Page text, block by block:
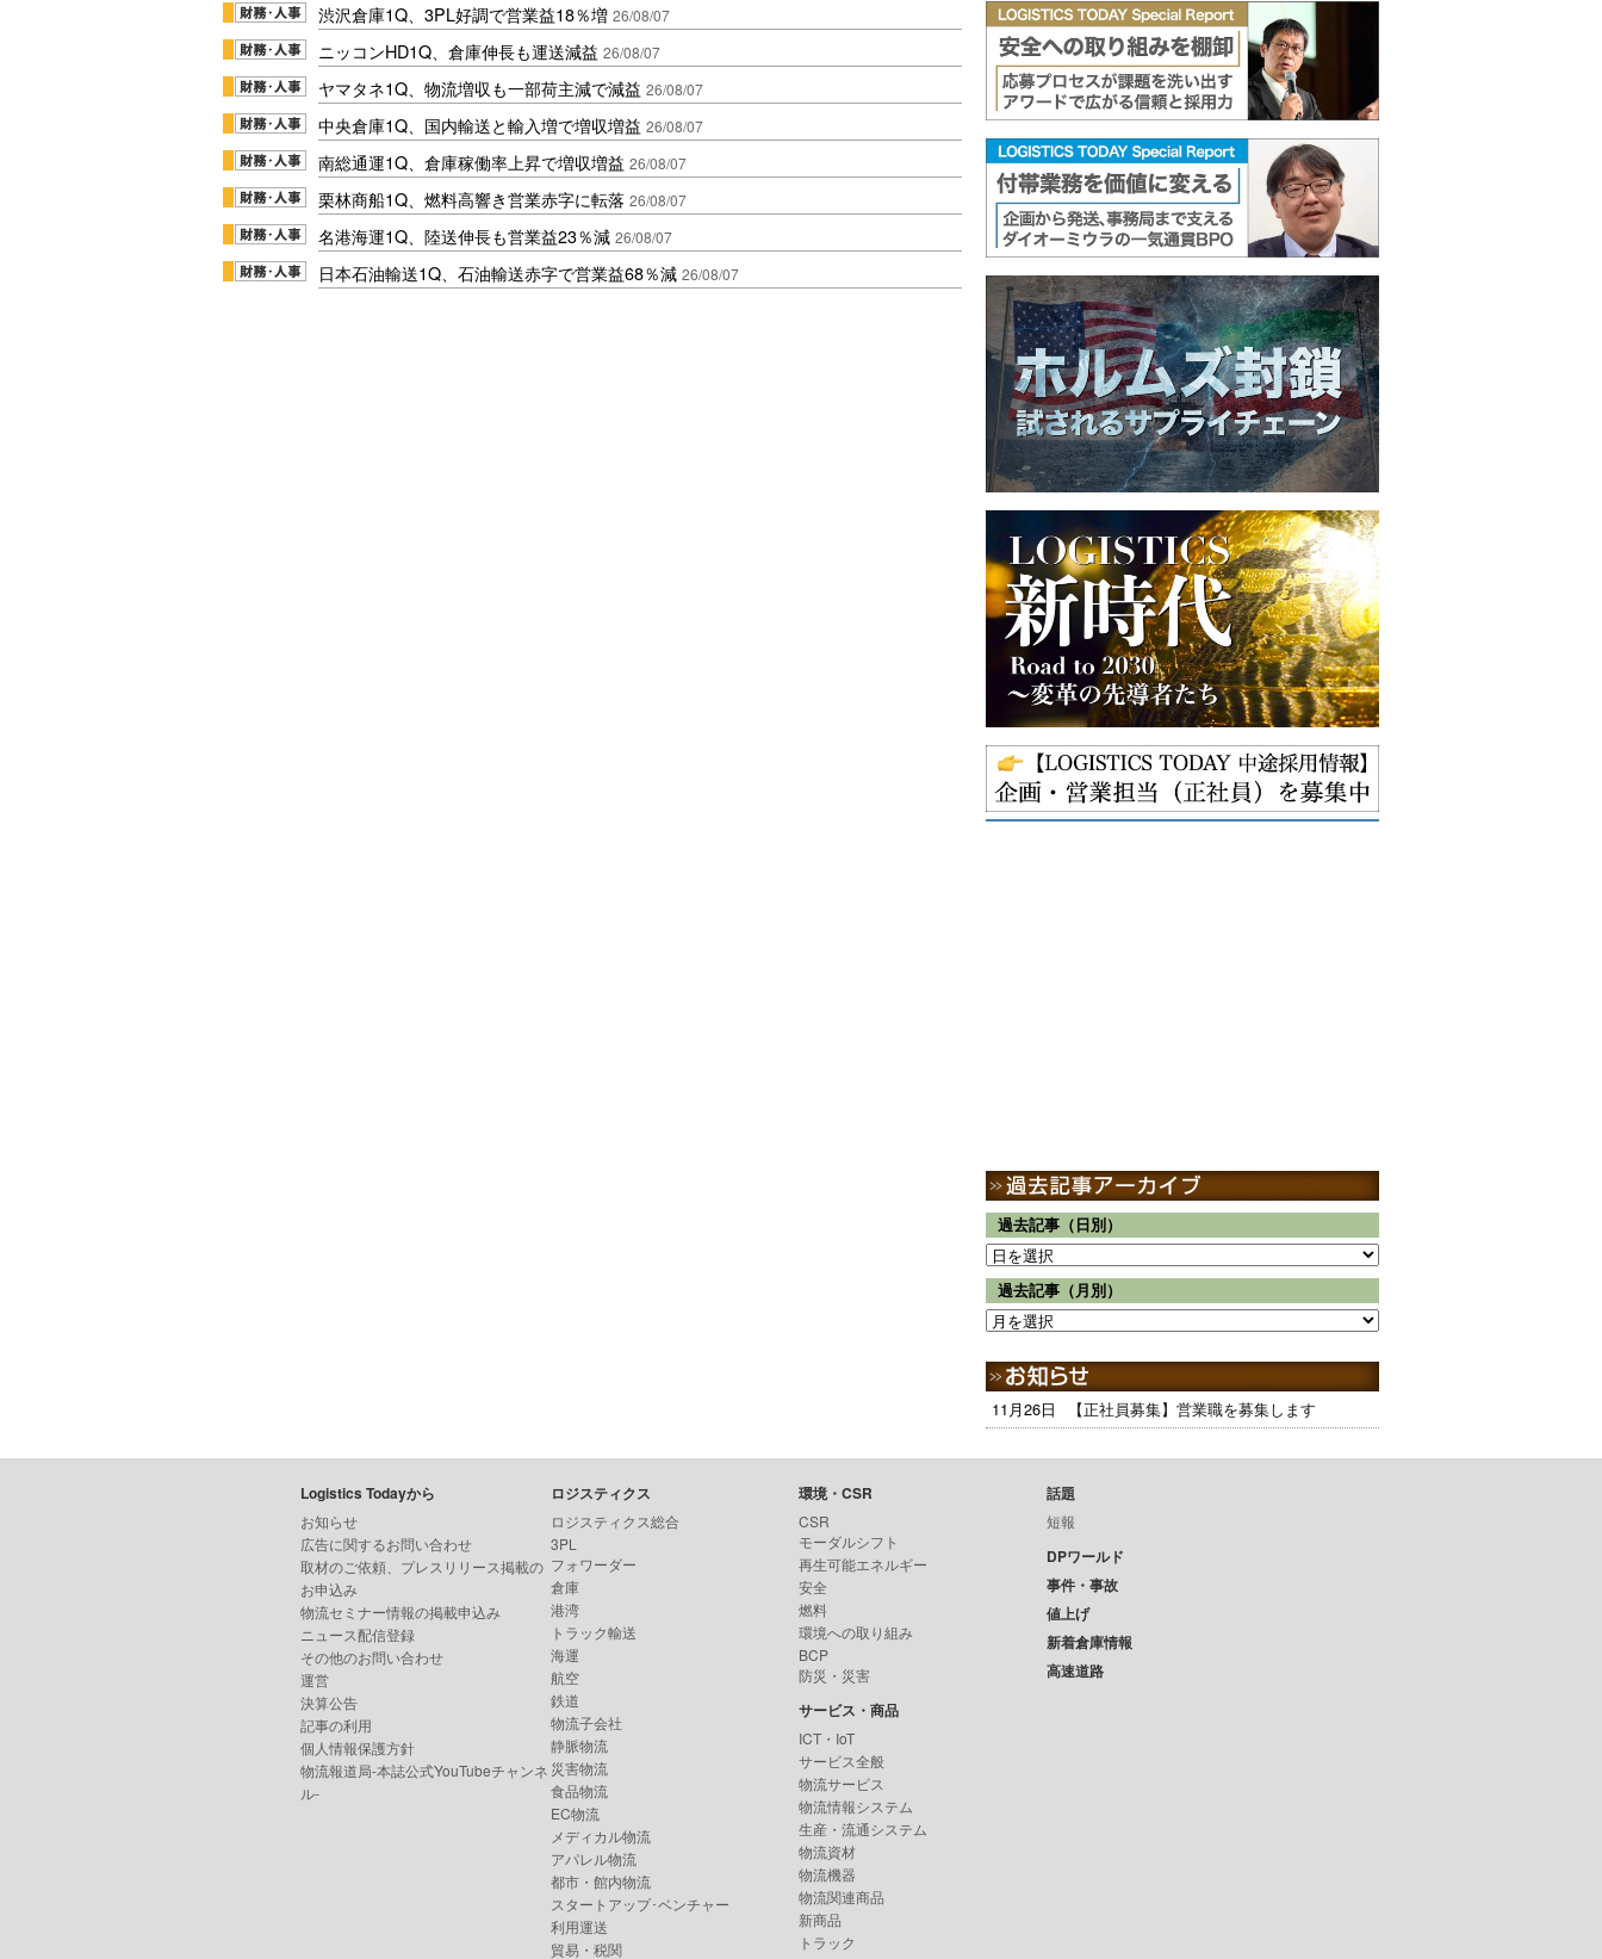
渋沢倉庫1Q、3PL好調で営業益18％増 26/08/07
ニッコンHD1Q、倉庫伸長も運送減益 26/08/07
ヤマタネ1Q、物流増収も一部荷主減で減益 26/08/07
中央倉庫1Q、国内輸送と輸入増で増収増益 26/08/07
南総通運1Q、倉庫稼働率上昇で増収増益 26/08/07
栗林商船1Q、燃料高響き営業赤字に転落 26/08/07
名港海運1Q、陸送伸長も営業益23％減 26/08/07
日本石油輸送1Q、石油輸送赤字で営業益68％減 26/08/07
過去記事（日別）
過去記事（月別）
11月26日 【正社員募集】営業職を募集します
Logistics Todayから
お知らせ
広告に関するお問い合わせ
取材のご依頼、プレスリリース掲載の
お申込み
物流セミナー情報の掲載申込み
ニュース配信登録
その他のお問い合わせ
運営
決算公告
記事の利用
個人情報保護方針
物流報道局-本誌公式YouTubeチャンネ
ル-
ロジスティクス
ロジスティクス総合
3PL
フォワーダー
倉庫
港湾
トラック輸送
海運
航空
鉄道
物流子会社
静脈物流
災害物流
食品物流
EC物流
メディカル物流
アパレル物流
都市・館内物流
スタートアップ･ベンチャー
利用運送
貿易・税関
環境・CSR
CSR
モーダルシフト
再生可能エネルギー
安全
燃料
環境への取り組み
BCP
防災・災害
サービス・商品
ICT・IoT
サービス全般
物流サービス
物流情報システム
生産・流通システム
物流資材
物流機器
物流関連商品
新商品
トラック
話題
短報
DPワールド
事件・事故
値上げ
新着倉庫情報
高速道路